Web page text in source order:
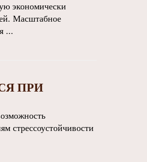
экономически
Масштабное
...
ПРИ
стрессоустойчивости